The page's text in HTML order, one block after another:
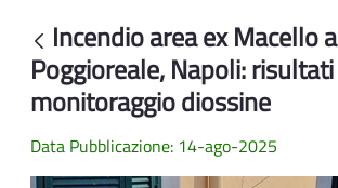
Back
Incendio area ex Macello a
Poggioreale, Napoli: risultati
monitoraggio diossine
Data Pubblicazione: 14-ago-2025